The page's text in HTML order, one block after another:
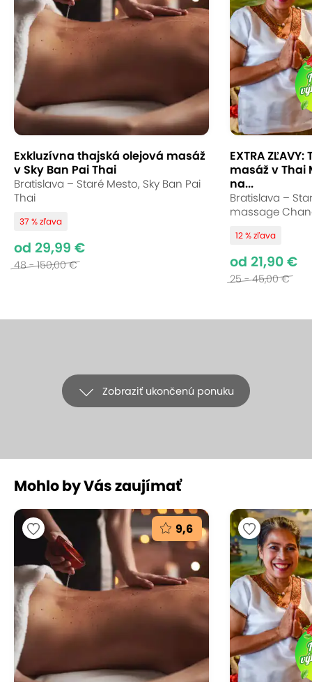
Exkluzívna thajská olejová masáž
v Sky Ban Pai Thai
Bratislava – Staré Mesto, Sky Ban Pai
Thai
37 % zľava
od 29,99 €
48 - 150,00 €
EXTRA
masáž v Thai
na...
Bratislava –
massage
12 % zľava
od 21,90 €
25 - 45,00 €
Zobraziť ukončenú ponuku
EXTRA CENA: Tradičná alebo
exkluzívna kokosová masáž v Samoi
Thai Massages
SAMOI Thai Massages, Bratislava – Ružinov (mapa)
Vynikajúce hodnotenie
Tradičná thajská masáž sa v minulosti vykonávala
Mohlo by Vás zaujímať
9,6